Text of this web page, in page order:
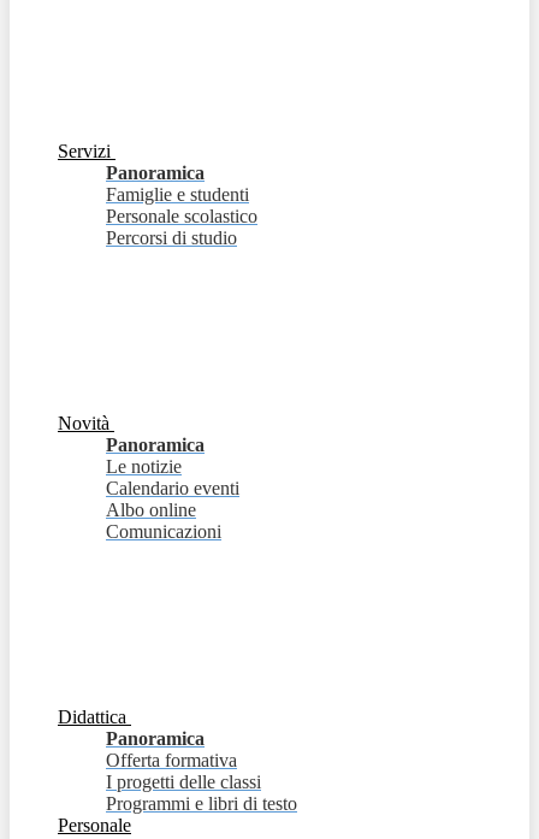
Servizi
Panoramica
Famiglie e studenti
Personale scolastico
Percorsi di studio
Novità
Panoramica
Le notizie
Calendario eventi
Albo online
Comunicazioni
Didattica
Panoramica
Offerta formativa
I progetti delle classi
Programmi e libri di testo
Personale